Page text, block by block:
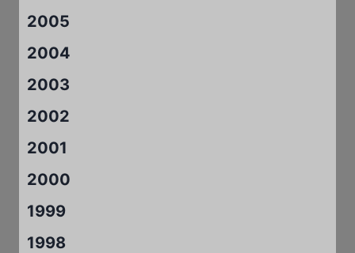
2005
2004
2003
2002
2001
2000
1999
1998